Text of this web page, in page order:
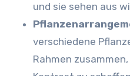
und sie sehen aus
verschiedene
Rahmen